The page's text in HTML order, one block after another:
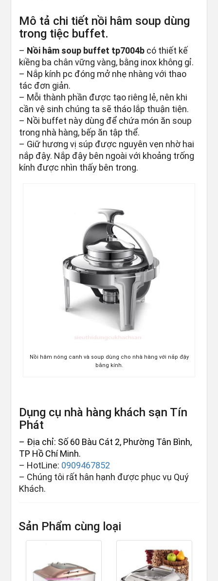
Mô tả chi tiết nồi hâm soup dùng
trong tiệc buffet.
– Nồi hâm soup buffet tp7004b có thiết kế
kiềng ba chân vững vàng, bằng inox không gỉ.
– Nắp kính pc đóng mở nhẹ nhàng với thao
tác đơn giản.
– Mỗi thành phần được tạo riêng lẻ, nên khi
cần vệ sinh chúng ta sẽ tháo lắp thuận tiện.
– Nồi buffet này dùng để chứa món ăn soup
trong nhà hàng, bếp ăn tập thể.
– Giữ hương vị súp được nguyên vẹn nhờ hai
nắp đậy. Nắp đậy bên ngoài với khoảng trống
kính được nhìn thấy bên trong.
Nồi hâm nóng canh và soup dùng cho nhà hàng với nắp đậy
bằng kính.
Dụng cụ nhà hàng khách sạn Tín
Phát
– Địa chỉ: Số 60 Bàu Cát 2, Phường Tân Bình,
TP Hồ Chí Minh.
– HotLine: 0909467852
– Chúng tôi rất hân hạnh được phục vụ Quý
Khách.
Sản Phẩm cùng loại